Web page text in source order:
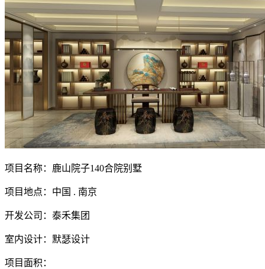
项目名称：鹿山院子140合院别墅
项目地点：中国 . 南京
开发公司：泰禾集团
室内设计：默瑟设计
项目面积：